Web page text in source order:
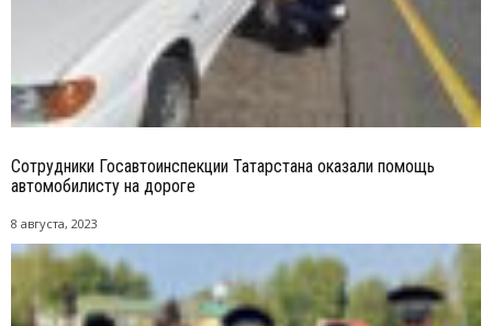
Сотрудники Госавтоинспекции Татарстана оказали помощь
автомобилисту на дороге
8 августа, 2023